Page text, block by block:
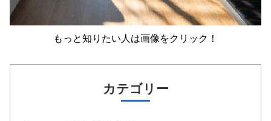
もっと知りたい人は画像をクリック！
カテゴリー